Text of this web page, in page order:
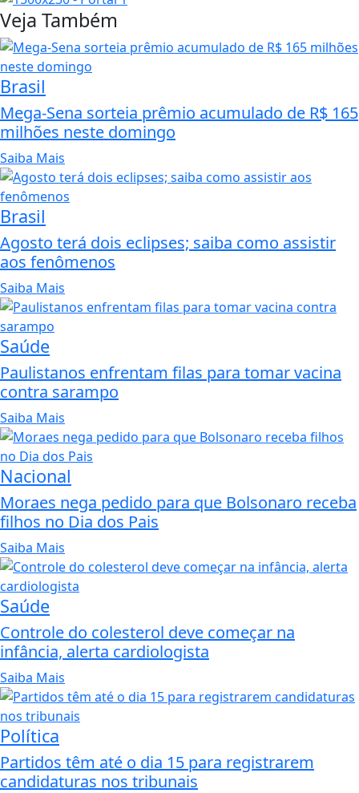
Veja Também
Brasil
Mega-Sena sorteia prêmio acumulado de R$ 165
milhões neste domingo
Saiba Mais
Brasil
Agosto terá dois eclipses; saiba como assistir
aos fenômenos
Saiba Mais
Saúde
Paulistanos enfrentam filas para tomar vacina
contra sarampo
Saiba Mais
Nacional
Moraes nega pedido para que Bolsonaro receba
filhos no Dia dos Pais
Saiba Mais
Saúde
Controle do colesterol deve começar na
infância, alerta cardiologista
Saiba Mais
Política
Partidos têm até o dia 15 para registrarem
candidaturas nos tribunais